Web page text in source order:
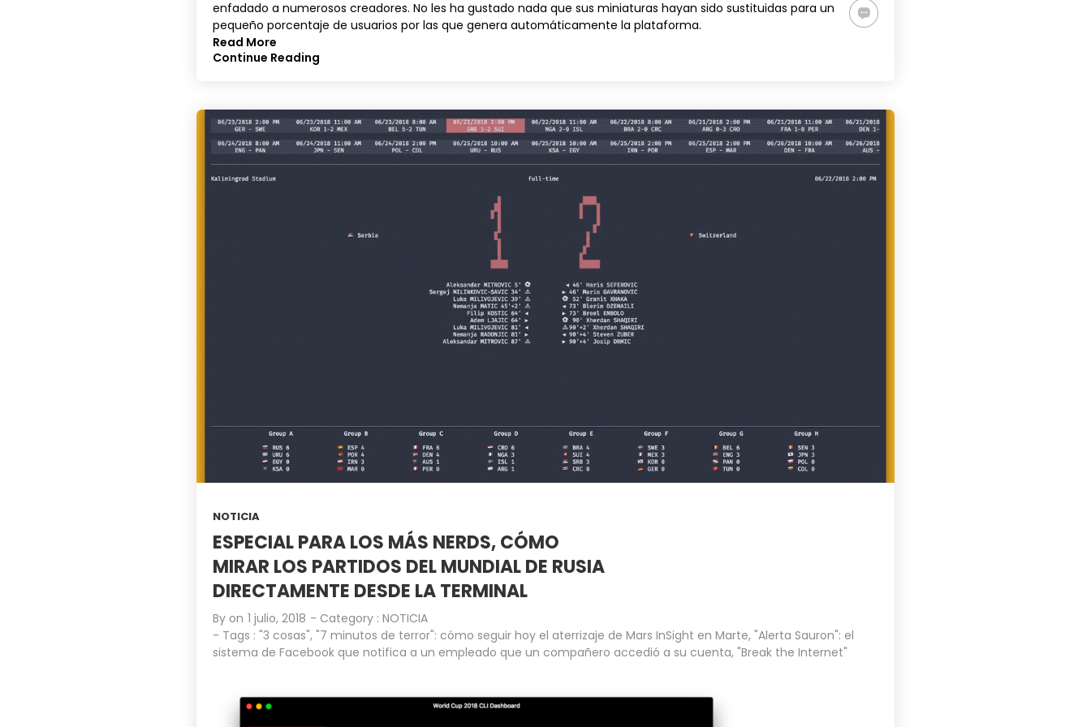
enfadado a numerosos creadores. No les ha gustado nada que sus miniaturas hayan sido sustituidas para un
pequeño porcentaje de usuarios por las que genera automáticamente la plataforma.
Read More
Continue Reading
NOTICIA
ESPECIAL PARA LOS MÁS NERDS, CÓMO
MIRAR LOS PARTIDOS DEL MUNDIAL DE RUSIA
DIRECTAMENTE DESDE LA TERMINAL
By on 1 julio, 2018 - Category : NOTICIA
- Tags : "3 cosas", "7 minutos de terror": cómo seguir hoy el aterrizaje de Mars InSight en Marte, "Alerta Sauron": el
sistema de Facebook que notifica a un empleado que un compañero accedió a su cuenta, "Break the Internet"